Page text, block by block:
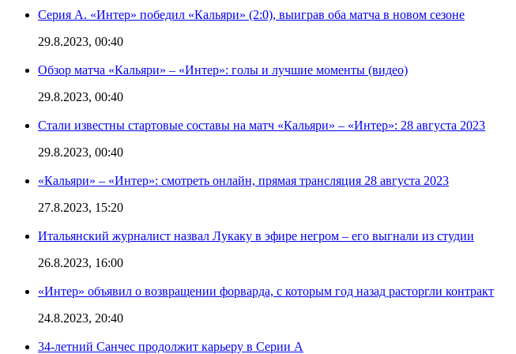
Серия А. «Интер» победил «Кальяри» (2:0), выиграв оба матча в новом сезоне
29.8.2023, 00:40
Обзор матча «Кальяри» – «Интер»: голы и лучшие моменты (видео)
29.8.2023, 00:40
Стали известны стартовые составы на матч «Кальяри» – «Интер»: 28 августа 2023
29.8.2023, 00:40
«Кальяри» – «Интер»: смотреть онлайн, прямая трансляция 28 августа 2023
27.8.2023, 15:20
Итальянский журналист назвал Лукаку в эфире негром – его выгнали из студии
26.8.2023, 16:00
«Интер» объявил о возвращении форварда, с которым год назад расторгли контракт
24.8.2023, 20:40
34-летний Санчес продолжит карьеру в Серии А